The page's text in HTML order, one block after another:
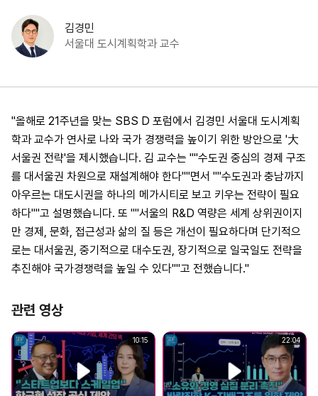
김경민
서울대 도시계획학과 교수
"올해로 21주년을 맞는 SBS D 포럼에서 김경민 서울대 도시계획
학과 교수가 연사로 나와 국가 경쟁력을 높이기 위한 방안으로 '大
서울권 전략'을 제시했습니다. 김 교수는 ""수도권 중심의 경제 구조
를 대서울권 차원으로 재설계해야 한다""면서 ""수도권과 충남까지
아우르는 대도시권을 하나의 메가시티로 보고 키우는 전략이 필요
하다""고 설명했습니다. 또 ""서울의 R&D 역량은 세계 상위권이지
만 경제, 문화, 접근성과 삶의 질 등은 개선이 필요하다며 단기적으
로는 대서울권, 중기적으로 대수도권, 장기적으로 일국일도 전략을
추진해야 국가경쟁력을 높일 수 있다""고 전했습니다."
관련 영상
10:15 22:04